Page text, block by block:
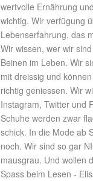
wertvolle Ernährung
wichtig. Wir verfügung
Lebenserfahrung, das
Wir wissen, wer wir
Beinen im Leben. Wir
mit dreissig und
richtig geniessen. Wir
Instagram, Twitter und
Schuhe werden zwar
schick. In die Mode ab
noch. Wir sind so gar
mausgrau. Und wollen
Spass beim Lesen -